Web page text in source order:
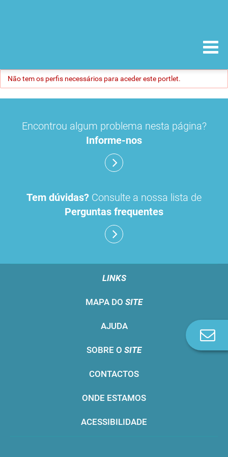
Não tem os perfis necessários para aceder este portlet.
Encontrou algum problema nesta página?
Informe-nos
Tem dúvidas? Consulte a nossa lista de
Perguntas frequentes
LINKS
MAPA DO SITE
AJUDA
SOBRE O SITE
CONTACTOS
ONDE ESTAMOS
ACESSIBILIDADE